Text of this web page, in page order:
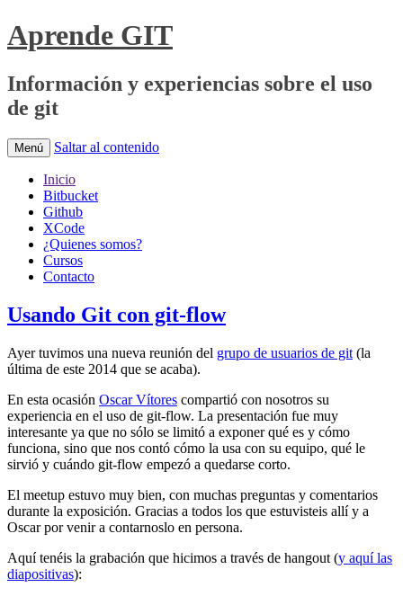
Aprende GIT
Información y experiencias sobre el uso
de git
Menú Saltar al contenido
Inicio
Bitbucket
Github
XCode
¿Quienes somos?
Cursos
Contacto
Usando Git con git-flow
Ayer tuvimos una nueva reunión del grupo de usuarios de git (la
última de este 2014 que se acaba).
En esta ocasión Oscar Vítores compartió con nosotros su
experiencia en el uso de git-flow. La presentación fue muy
interesante ya que no sólo se limitó a exponer qué es y cómo
funciona, sino que nos contó cómo la usa con su equipo, qué le
sirvió y cuándo git-flow empezó a quedarse corto.
El meetup estuvo muy bien, con muchas preguntas y comentarios
durante la exposición. Gracias a todos los que estuvisteis allí y a
Oscar por venir a contarnoslo en persona.
Aquí tenéis la grabación que hicimos a través de hangout (y aquí las
diapositivas):